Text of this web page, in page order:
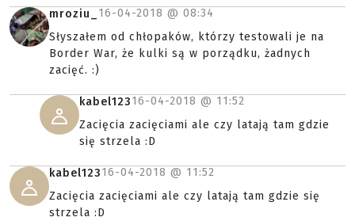
mroziu_ 16-04-2018 @ 08:34
Słyszałem od chłopaków, którzy testowali je na
Border War, że kulki są w porządku, żadnych
zacięć. :)
kabel12316-04-2018 @ 11:52
Zacięcia zacięciami ale czy latają tam gdzie
się strzela :D
kabel12316-04-2018 @ 11:52
Zacięcia zacięciami ale czy latają tam gdzie się
strzela :D